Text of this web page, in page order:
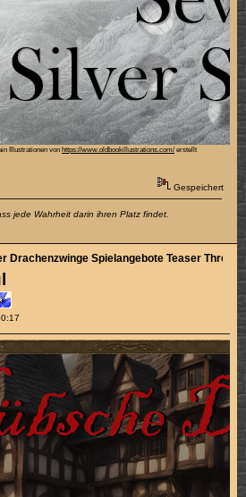
Illustrationen von https://www.oldbookillustrations.com/ erstellt
Gespeichert
jede Wahrheit darin ihren Platz findet.
Drachenzwinge Spielangebote Teaser Thread